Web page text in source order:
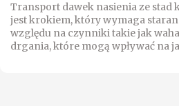
Transport dawek nasienia ze
jest krokiem, który wymaga
względu na czynniki takie jak
drgania, które mogą wpływać na